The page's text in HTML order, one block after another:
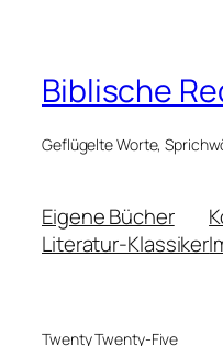
Biblische
Geflügelte Worte,
Eigene Bücher
Literatur-Klassiker
Twenty Twenty-Five